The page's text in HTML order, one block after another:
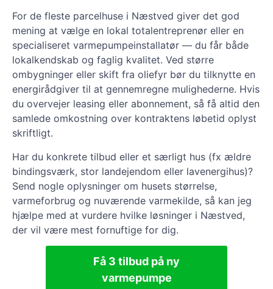
For de fleste parcelhuse i Næstved giver det god
mening at vælge en lokal totalentreprenør eller en
specialiseret varmepumpeinstallatør — du får både
lokalkendskab og faglig kvalitet. Ved større
ombygninger eller skift fra oliefyr bør du tilknytte en
energirådgiver til at gennemregne mulighederne. Hvis
du overvejer leasing eller abonnement, så få altid den
samlede omkostning over kontraktens løbetid oplyst
skriftligt.
Har du konkrete tilbud eller et særligt hus (fx ældre
bindingsværk, stor landejendom eller lavenergihus)?
Send nogle oplysninger om husets størrelse,
varmeforbrug og nuværende varmekilde, så kan jeg
hjælpe med at vurdere hvilke løsninger i Næstved,
der vil være mest fornuftige for dig.
Få 3 tilbud på ny
varmepumpe